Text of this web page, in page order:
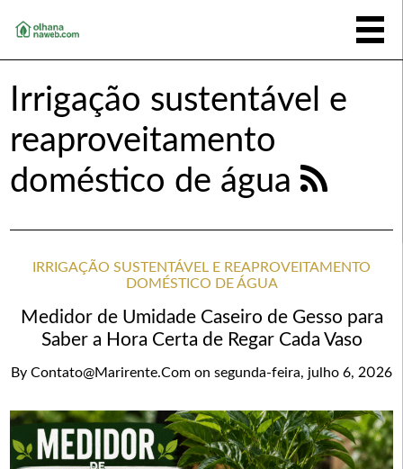
Irrigação sustentável e
reaproveitamento
doméstico de água
IRRIGAÇÃO SUSTENTÁVEL E REAPROVEITAMENTO
DOMÉSTICO DE ÁGUA
Medidor de Umidade Caseiro de Gesso para
Saber a Hora Certa de Regar Cada Vaso
By Contato@marirente.com on segunda-feira, julho 6, 2026